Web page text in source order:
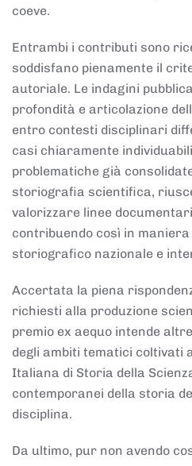
coeve.
Entrambi i contributi sono
soddisfano pienamente il
autoriale. Le indagini
profondità e articolazione
entro contesti disciplinari
casi chiaramente
problematiche già
storiografia scientifica,
valorizzare linee
contribuendo così in
storiografico nazionale e
Accertata la piena
richiesti alla produzione
premio ex aequo intende
degli ambiti tematici coltivati
Italiana di Storia della
contemporanei della storia
disciplina.
Da ultimo, pur non avendo